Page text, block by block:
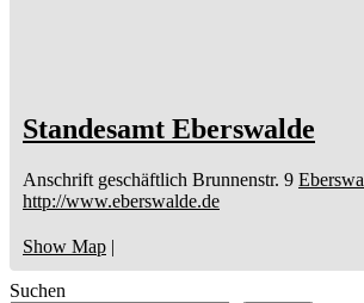
Standesamt Eberswalde
Anschrift geschäftlich Brunnenstr. 9
http://www.eberswalde.de
Show Map |
Suchen